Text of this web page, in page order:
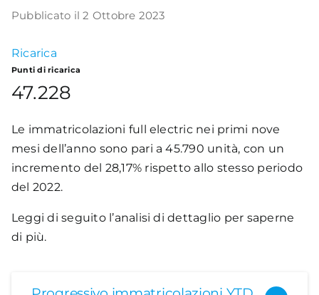
Academy
Pubblicato il 2 Ottobre 2023
Ricarica
Punti di ricarica
47.228
Le immatricolazioni full electric nei primi nove
mesi dell’anno sono pari a 45.790 unità, con un
incremento del 28,17% rispetto allo stesso periodo
del 2022.
Leggi di seguito l’analisi di dettaglio per saperne
di più.